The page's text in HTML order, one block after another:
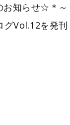
知らせ☆＊
Vol.12を発刊